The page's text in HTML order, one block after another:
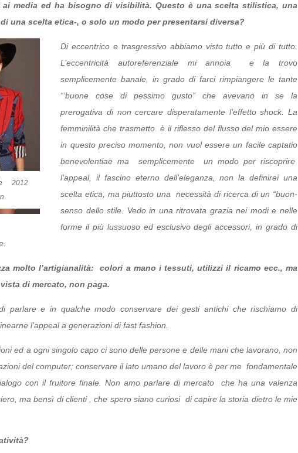
ai media ed ha bisogno di visibilità. Questo è una scelta stilistica, una
una scelta etica-, o solo un modo per presentarsi diversa?
2012
Di eccentrico e trasgressivo abbiamo visto tutto e più di tutto.
L’eccentricità autoreferenziale mi annoia e la trovo
semplicemente banale, in grado di farci rimpiangere le tante
“‘buone cose di pessimo gusto” che avevano in se la
prerogativa di non cercare disperatamente l’effetto shock. La
femminilità che trasmetto è il riflesso del flusso del mio essere
in questo preciso momento, non vuol essere un facile captatio
benevolentiae ma semplicemente un modo per riscoprire
l’appeal, il fascino eterno dell’eleganza, non la definirei una
scelta etica, ma piuttosto una necessità di ricerca di un “buon-
senso dello stile. Vedo in una ritrovata grazia nei modi e nelle
forme il più lussuoso ed esclusivo degli accessori, in grado di
molto l’artigianalità: colori a mano i tessuti, utilizzi il ricamo ecc., ma
di mercato, non paga.
parlare e in qualche modo conservare dei gesti antichi che rischiamo di
l’appeal a generazioni di fast fashion.
ed a ogni singolo capo ci sono delle persone e delle mani che lavorano, non
del computer; conservare il lato umano del lavoro è per me fondamentale
con il fruitore finale. Non amo parlare di mercato che ha una valenza
ma bensì di clienti , che spero siano curiosi di capire la storia dietro le mie